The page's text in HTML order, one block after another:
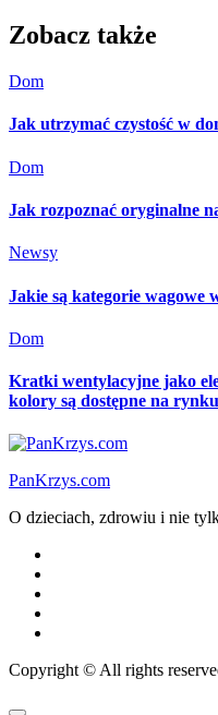
Zobacz także
Dom
Jak utrzymać czystość w
Dom
Jak rozpoznać oryginalne
Newsy
Jakie są kategorie wagowe
Dom
Kratki wentylacyjne jako
kolory są dostępne na
PanKrzys.com
O dzieciach, zdrowiu i nie
Copyright © All rights